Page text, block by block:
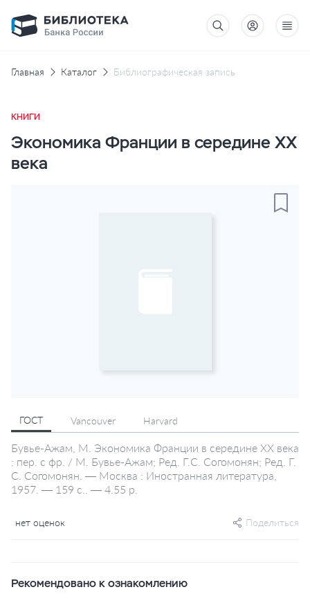
Главная Каталог Библиографическая запись
КНИГИ
Экономика Франции в середине ХХ
века
ГОСТ Vancouver Harvard
Бувье-Ажам, М. Экономика Франции в середине ХХ века
: пер. с фр. / М. Бувье-Ажам; Ред. Г.С. Согомонян; Ред. Г.
С. Согомонян. — Москва : Иностранная литература,
1957. — 159 с.. — 4.55 р.
нет оценок Поделиться
Рекомендовано к ознакомлению